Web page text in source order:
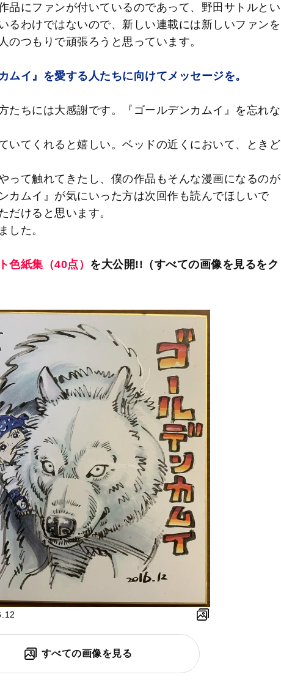
品にファンが付いているのであって、野田サトルとい
るわけではないので、新しい連載には新しいファンを
のつもりで頑張ろうと思っています。
イ』を愛する人たちに向けてメッセージを。
たちには大感謝です。『ゴールデンカムイ』を忘れな
いてくれると嬉しい。ベッドの近くにおいて、ときど
って触れてきたし、僕の作品もそんな漫画になるのが
カムイ』が気にいった方は次回作も読んでほしいで
だけると思います。
した。
色紙集（40点） を大公開!!（すべての画像を見るをク
すべての画像を見る